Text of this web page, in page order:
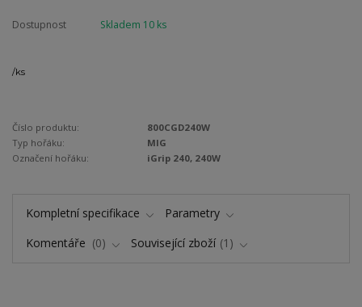
Dostupnost Skladem 10 ks
/ks
Číslo produktu:
800CGD240W
Typ hořáku:
MIG
Označení hořáku:
iGrip 240, 240W
Kompletní specifikace
Parametry
Komentáře
0 Související zboží 1